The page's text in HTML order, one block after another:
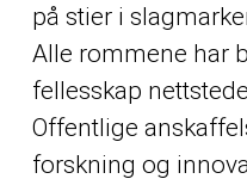
på stier i
Alle rommene har
fellesskap
Offentlige
forskning og